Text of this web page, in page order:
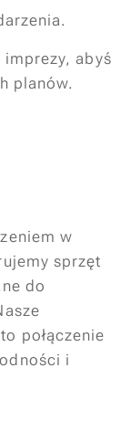
imprezy, abyś
planów.
w
sprzęt
do
połączenie
i